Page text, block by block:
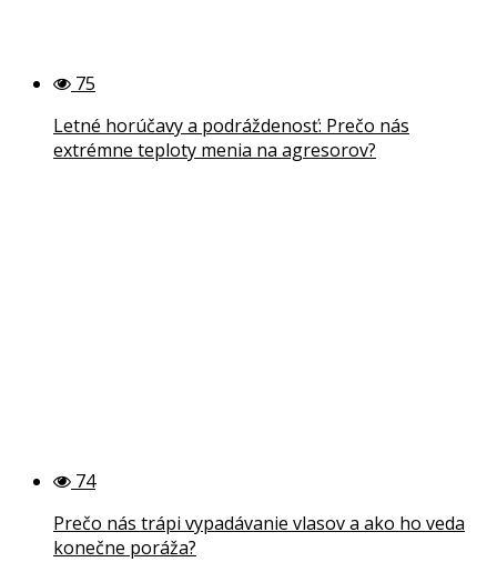
75
Letné horúčavy a podráždenosť: Prečo nás
extrémne teploty menia na agresorov?
74
Prečo nás trápi vypadávanie vlasov a ako ho veda
konečne poráža?